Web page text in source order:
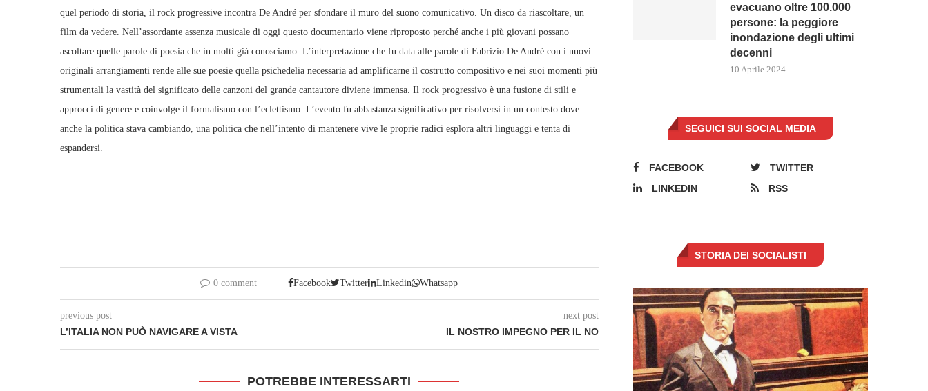
quel periodo di storia, il rock progressive incontra De André per sfondare il muro del suono comunicativo. Un disco da riascoltare, un
film da vedere. Nell’assordante assenza musicale di oggi questo documentario viene riproposto perché anche i più giovani possano
ascoltare quelle parole di poesia che in molti già conosciamo. L’interpretazione che fu data alle parole di Fabrizio De André con i nuovi
originali arrangiamenti rende alle sue poesie quella psichedelia necessaria ad amplificarne il costrutto compositivo e nei suoi momenti più
strumentali la vastità del significato delle canzoni del grande cantautore diviene immensa. Il rock progressivo è una fusione di stili e
approcci di genere e coinvolge il formalismo con l’eclettismo. L’evento fu abbastanza significativo per risolversi in un contesto dove
anche la politica stava cambiando, una politica che nell’intento di mantenere vive le proprie radici esplora altri linguaggi e tenta di
espandersi.
0 comment Facebook Twitter Linkedin Whatsapp
previous post
L’ITALIA NON PUÒ NAVIGARE A VISTA
next post
IL NOSTRO IMPEGNO PER IL NO
POTREBBE INTERESSARTI
evacuano oltre 100.000
persone: la peggiore
inondazione degli ultimi
decenni
10 Aprile 2024
SEGUICI SUI SOCIAL MEDIA
FACEBOOK
TWITTER
LINKEDIN
RSS
STORIA DEI SOCIALISTI